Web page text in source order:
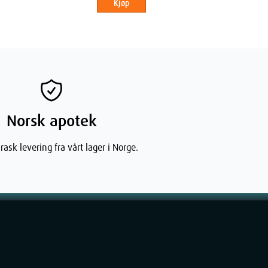
Kjøp
Norsk apotek
levering fra vårt lager i Norge.